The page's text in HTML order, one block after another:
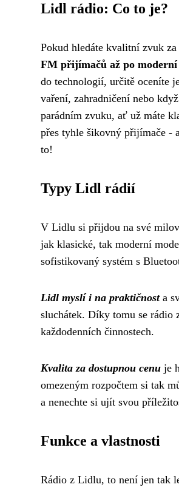
Lidl rádio: Co to je?
Pokud hledáte kvalitní zvuk
FM přijímačů až po
do technologií, určitě oceníte
vaření, zahradničení nebo
parádním zvuku, ať už máte
přes tyhle šikovný přijímače -
to!
Typy Lidl rádií
V Lidlu si přijdou na své
jak klasické, tak moderní
sofistikovaný systém s
Lidl myslí i na praktičnosta
sluchátek. Díky tomu se rádio
každodenních činnostech.
Kvalita za dostupnou cenu je
omezeným rozpočtem si tak
a nenechte si ujít svou
Funkce a vlastnosti
Rádio z Lidlu, to není jen tak